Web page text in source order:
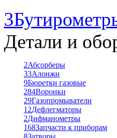
3
Детали и
2Абсорберы
33Алонжи
9Бюретки газовые
284Воронки
29Газопромыватели
12Дефлегматоры
2Дифманометры
168Запчасти к приборам
8Затворы